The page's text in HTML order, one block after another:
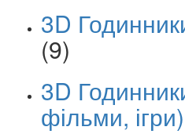
3D
(9)
3D
фільми, ігри)